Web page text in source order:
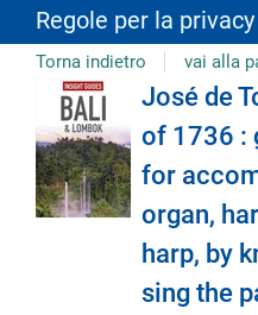
Regole per la
Torna indietro vai alla
Dettaglio
del
documento
José de
of 1736 :
for
organ,
harp, by
sing the